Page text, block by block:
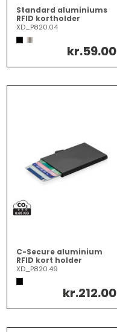
Standard aluminiums
RFID kortholder
XD_P820.04
kr.59.00
C-Secure aluminium
RFID kort holder
XD_P820.49
kr.212.00